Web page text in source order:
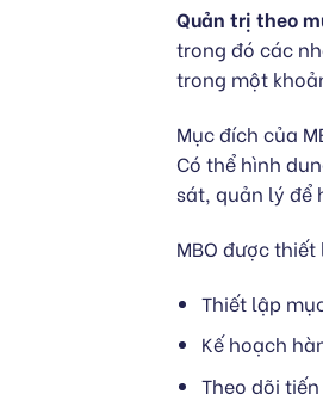
Quản trị theo
trong đó các
trong một
Mục đích của
Có thể hình
sát, quản lý để
MBO được
Thiết lập
Kế hoạch
Theo dõi